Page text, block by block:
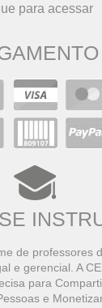
para acessar
de professores
e gerencial. A
para
e